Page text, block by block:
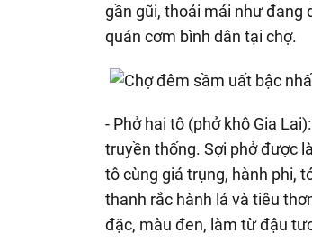
gần gũi, thoải mái như đang
quán cơm bình dân tại chợ.
- Phở hai tô (phở khô Gia
truyền thống. Sợi phở được
tô cùng giá trụng, hành phi,
thanh rắc hành lá và tiêu
đặc, màu đen, làm từ đậu